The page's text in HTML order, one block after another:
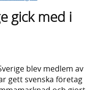
gick med i
blev medlem av
gett svenska företag